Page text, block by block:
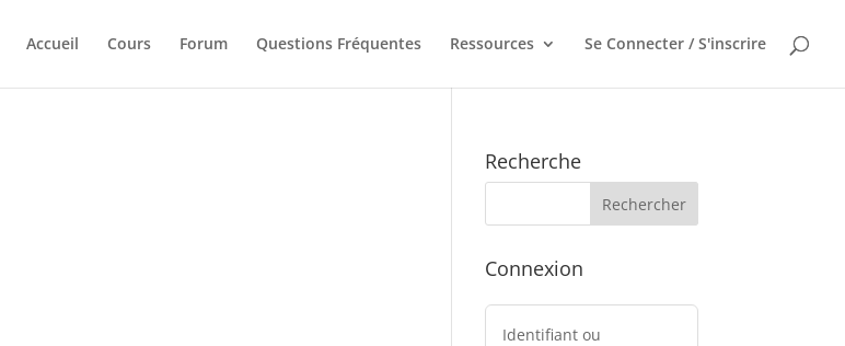
Accueil Cours Forum Questions Fréquentes Ressources Se Connecter / S'inscrire
Recherche
Connexion
Identifiant ou